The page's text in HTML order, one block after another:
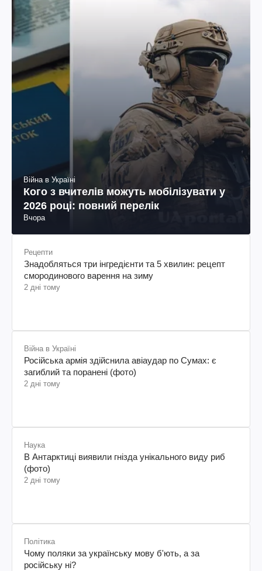
Війна в Україні
Кого з вчителів можуть мобілізувати у
2026 році: повний перелік
Вчора
Рецепти
Знадобляться три інгредієнти та 5 хвилин: рецепт
смородинового варення на зиму
2 дні тому
Війна в Україні
Російська армія здійснила авіаудар по Сумах: є
загиблий та поранені (фото)
2 дні тому
Наука
В Антарктиці виявили гнізда унікального виду риб
(фото)
2 дні тому
Політика
Чому поляки за українську мову б'ють, а за
російську ні?